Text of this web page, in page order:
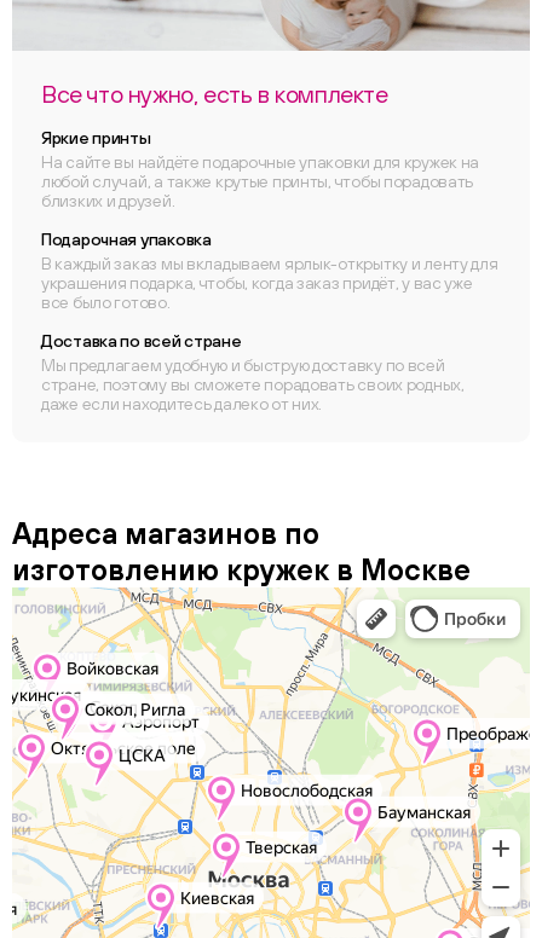
Все что нужно, есть в комплекте
Яркие принты
На сайте вы найдёте подарочные упаковки для кружек на
любой случай, а также крутые принты, чтобы порадовать
близких и друзей.
Подарочная упаковка
В каждый заказ мы вкладываем ярлык-открытку и ленту для
украшения подарка, чтобы, когда заказ придёт, у вас уже
все было готово.
Доставка по всей стране
Мы предлагаем удобную и быструю доставку по всей
стране, поэтому вы сможете порадовать своих родных,
даже если находитесь далеко от них.
Адреса магазинов по
изготовлению кружек в Москве